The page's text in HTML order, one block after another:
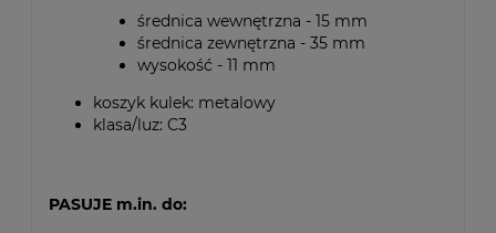
średnica wewnętrzna - 15 mm
średnica zewnętrzna - 35 mm
wysokość - 11 mm
koszyk kulek: metalowy
klasa/luz: C3
PASUJE m.in. do: